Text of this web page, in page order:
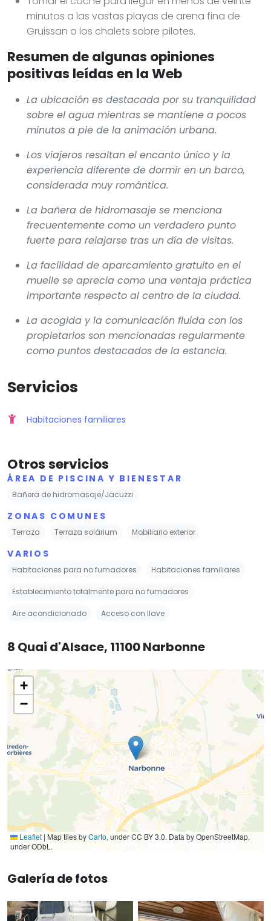
minutos a las vastas playas de arena fina de
Gruissan o los chalets sobre pilotes.
Resumen de algunas opiniones
positivas leídas en la Web
La ubicación es destacada por su tranquilidad
sobre el agua mientras se mantiene a pocos
minutos a pie de la animación urbana.
Los viajeros resaltan el encanto único y la
experiencia diferente de dormir en un barco,
considerada muy romántica.
La bañera de hidromasaje se menciona
frecuentemente como un verdadero punto
fuerte para relajarse tras un día de visitas.
La facilidad de aparcamiento gratuito en el
muelle se aprecia como una ventaja práctica
importante respecto al centro de la ciudad.
La acogida y la comunicación fluida con los
propietarios son mencionadas regularmente
como puntos destacados de la estancia.
Servicios
Habitaciones familiares
Otros servicios
ÁREA DE PISCINA Y BIENESTAR
Bañera de hidromasaje/Jacuzzi
ZONAS COMUNES
Terraza Terraza solárium Mobiliario exterior
VARIOS
Habitaciones para no fumadores Habitaciones familiares
Establecimiento totalmente para no fumadores
Aire acondicionado Acceso con llave
8 Quai d'Alsace, 11100 Narbonne
+
−
Leaflet | Map tiles byCarto, under CC BY 3.0. Data by OpenStreetMap,
under ODbL.
Galería de fotos